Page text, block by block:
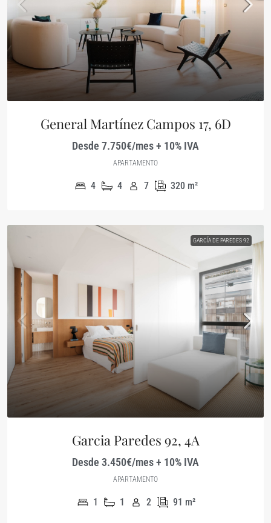
General Martínez Campos 17, 6D
Desde 7.750€/mes + 10% IVA
APARTAMENTO
4 4 7 320 m²
GARCÍA DE PAREDES 92
Garcia Paredes 92, 4A
Desde 3.450€/mes + 10% IVA
APARTAMENTO
1 1 2 91 m²